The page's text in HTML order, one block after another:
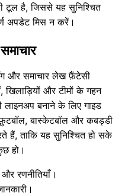
है, जिससे यह सुनिश्चित
अपडेट मिस न करें।
और समाचार लेख फ़ैंटेसी
और टीमों के गहन
बनाने के लिए गाइड
बास्केटबॉल और कबड्डी
हैं, ताकि यह सुनिश्चित हो सके
हो।
रणनीतियाँ।